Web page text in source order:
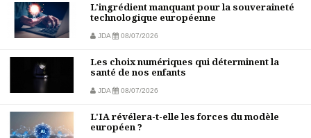
L'ingrédient manquant pour la souveraineté
technologique européenne
JDA 08/07/2026
Les choix numériques qui déterminent la
santé de nos enfants
JDA 08/07/2026
L'IA révélera-t-elle les forces du modèle
européen ?